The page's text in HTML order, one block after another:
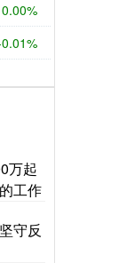
0.00%
万起
工作
守反